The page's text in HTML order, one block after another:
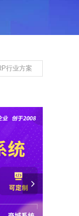
行业方案